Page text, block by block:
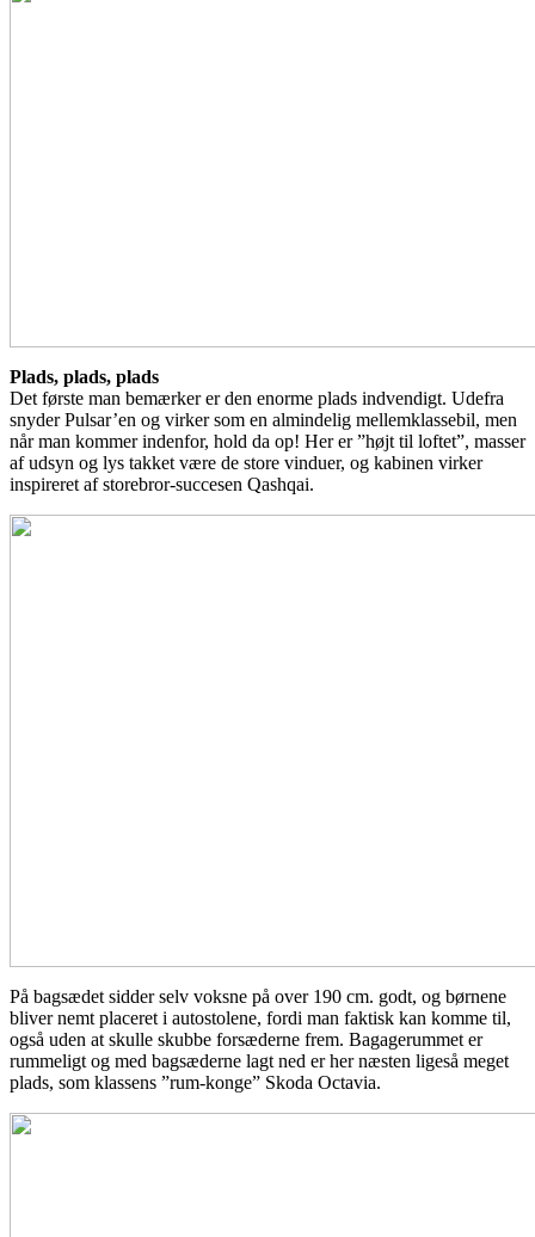
Plads, plads, plads
Det første man bemærker er den enorme plads indvendigt. Udefra
snyder Pulsar’en og virker som en almindelig mellemklassebil, men
når man kommer indenfor, hold da op! Her er ”højt til loftet”, masser
af udsyn og lys takket være de store vinduer, og kabinen virker
inspireret af storebror-succesen Qashqai.
På bagsædet sidder selv voksne på over 190 cm. godt, og børnene
bliver nemt placeret i autostolene, fordi man faktisk kan komme til,
også uden at skulle skubbe forsæderne frem. Bagagerummet er
rummeligt og med bagsæderne lagt ned er her næsten ligeså meget
plads, som klassens ”rum-konge” Skoda Octavia.